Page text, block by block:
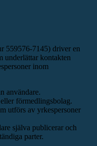
7145) driver en
underlättar kontakten
inom
användare.
förmedlingsbolag.
utförs av yrkespersoner
själva publicerar och
parter.